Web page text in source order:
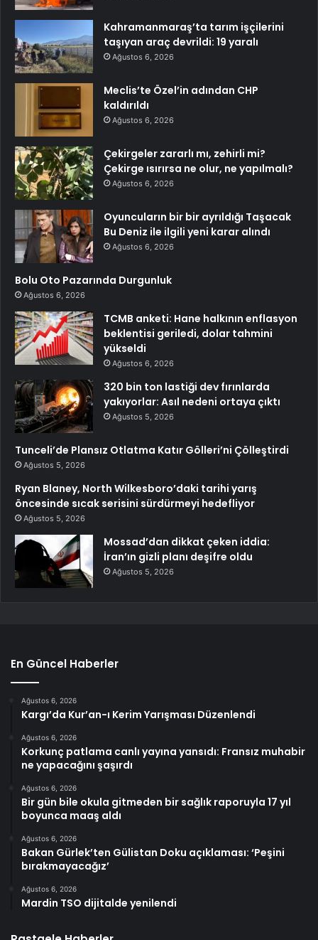
Kahramanmaraş’ta tarım işçilerini
taşıyan araç devrildi: 19 yaralı
Ağustos 6, 2026
Meclis’te Özel’in adından CHP
kaldırıldı
Ağustos 6, 2026
Çekirgeler zararlı mı, zehirli mi?
Çekirge ısırırsa ne olur, ne yapılmalı?
Ağustos 6, 2026
Oyuncuların bir bir ayrıldığı Taşacak
Bu Deniz ile ilgili yeni karar alındı
Ağustos 6, 2026
Bolu Oto Pazarında Durgunluk
Ağustos 6, 2026
TCMB anketi: Hane halkının enflasyon
beklentisi geriledi, dolar tahmini
yükseldi
Ağustos 6, 2026
320 bin ton lastiği dev fırınlarda
yakıyorlar: Asıl nedeni ortaya çıktı
Ağustos 5, 2026
Tunceli’de Plansız Otlatma Katır Gölleri’ni Çölleştirdi
Ağustos 5, 2026
Ryan Blaney, North Wilkesboro’daki tarihi yarış
öncesinde sıcak serisini sürdürmeyi hedefliyor
Ağustos 5, 2026
Mossad’dan dikkat çeken iddia:
İran’ın gizli planı deşifre oldu
Ağustos 5, 2026
En Güncel Haberler
Ağustos 6, 2026
Kargı’da Kur’an-ı Kerim Yarışması Düzenlendi
Ağustos 6, 2026
Korkunç patlama canlı yayına yansıdı: Fransız muhabir
ne yapacağını şaşırdı
Ağustos 6, 2026
Bir gün bile okula gitmeden bir sağlık raporuyla 17 yıl
boyunca maaş aldı
Ağustos 6, 2026
Bakan Gürlek’ten Gülistan Doku açıklaması: ‘Peşini
bırakmayacağız’
Ağustos 6, 2026
Mardin TSO dijitalde yenilendi